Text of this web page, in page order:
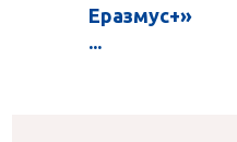
Еразмус+»
...